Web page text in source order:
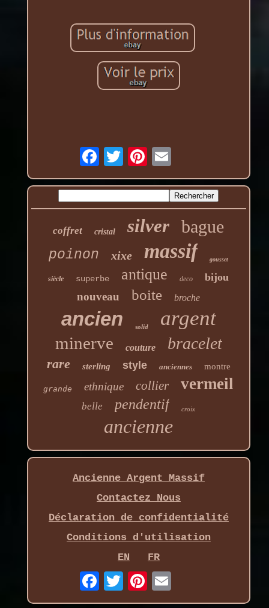
coffret cristal silver bague
poinon xixe massif gousset
siècle superbe antique deco bijou
nouveau boite broche
ancien solid argent
minerve couture bracelet
rare sterling style anciennes montre
grande ethnique collier vermeil
belle pendentif croix
ancienne
Ancienne Argent Massif
Contactez Nous
Déclaration de confidentialité
Conditions d'utilisation
EN
FR